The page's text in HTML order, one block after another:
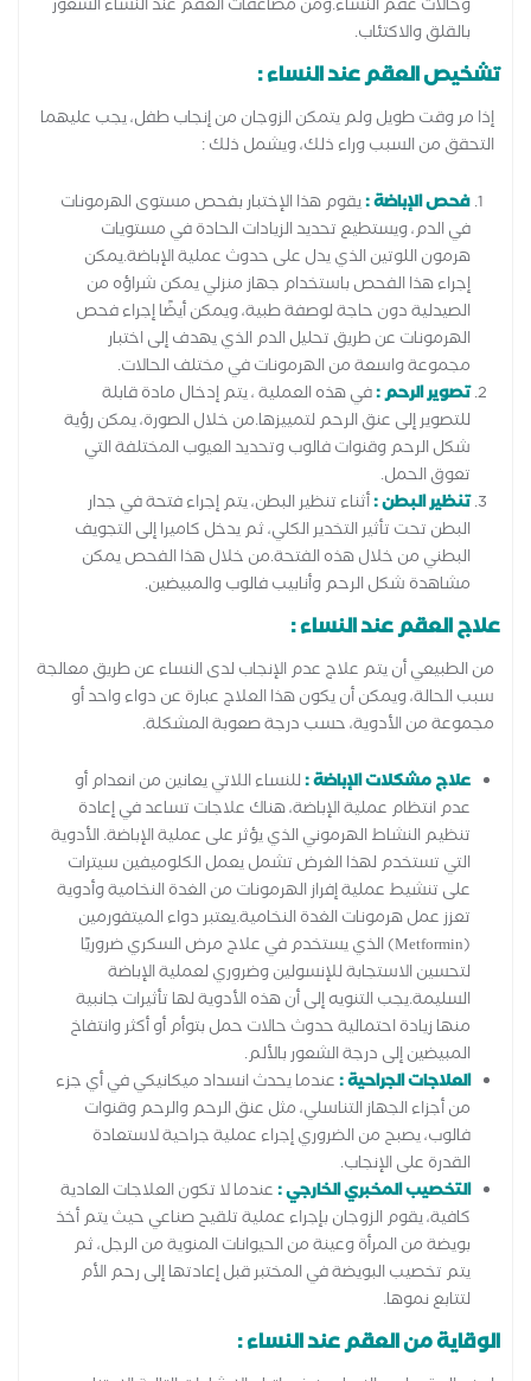
وحالات عقم النساء.ومن مضاعفات العقم عند النساء الشعور
بالقلق والاكتئاب.
تشخيص العقم عند النساء :
إذا مر وقت طويل ولم يتمكن الزوجان من إنجاب طفل، يجب عليهما
التحقق من السبب وراء ذلك، ويشمل ذلك :
فحص الإباضة :يقوم هذا الإختبار بفحص مستوى الهرمونات
في الدم، ويستطيع تحديد الزيادات الحادة في مستويات
هرمون اللوتين الذي يدل على حدوث عملية الإباضة.يمكن
إجراء هذا الفحص باستخدام جهاز منزلي يمكن شراؤه من
الصيدلية دون حاجة لوصفة طبية، ويمكن أيضًا إجراء فحص
الهرمونات عن طريق تحليل الدم الذي يهدف إلى اختبار
مجموعة واسعة من الهرمونات في مختلف الحالات.
تصوير الرحم :في هذه العملية ، يتم إدخال مادة قابلة
للتصوير إلى عنق الرحم لتمييزها.من خلال الصورة، يمكن رؤية
شكل الرحم وقنوات فالوب وتحديد العيوب المختلفة التي
تعوق الحمل.
تنظير البطن :أثناء تنظير البطن، يتم إجراء فتحة في جدار
البطن تحت تأثير التخدير الكلي، ثم يدخل كاميرا إلى التجويف
البطني من خلال هذه الفتحة.من خلال هذا الفحص يمكن
مشاهدة شكل الرحم وأنابيب فالوب والمبيضين.
علاج العقم عند النساء :
من الطبيعي أن يتم علاج عدم الإنجاب لدى النساء عن طريق معالجة
سبب الحالة، ويمكن أن يكون هذا العلاج عبارة عن دواء واحد أو
مجموعة من الأدوية، حسب درجة صعوبة المشكلة.
علاج مشكلات الإباضة :للنساء اللاتي يعانين من انعدام أو
عدم انتظام عملية الإباضة، هناك علاجات تساعد في إعادة
تنظيم النشاط الهرموني الذي يؤثر على عملية الإباضة. الأدوية
التي تستخدم لهذا الغرض تشمل يعمل الكلوميفين سيترات
على تنشيط عملية إفراز الهرمونات من الغدة النخامية وأدوية
تعزز عمل هرمونات الغدة النخامية.يعتبر دواء الميتفورمين
(Metformin) الذي يستخدم في علاج مرض السكري ضروريًا
لتحسين الاستجابة للإنسولين وضروري لعملية الإباضة
السليمة.يجب التنويه إلى أن هذه الأدوية لها تأثيرات جانبية
منها زيادة احتمالية حدوث حالات حمل بتوأم أو أكثر وانتفاخ
المبيضين إلى درجة الشعور بالألم.
العلاجات الجراحية :عندما يحدث انسداد ميكانيكي في أي جزء
من أجزاء الجهاز التناسلي، مثل عنق الرحم والرحم وقنوات
فالوب، يصبح من الضروري إجراء عملية جراحية لاستعادة
القدرة على الإنجاب.
التخصيب المخبري الخارجي :عندما لا تكون العلاجات العادية
كافية، يقوم الزوجان بإجراء عملية تلقيح صناعي حيث يتم أخذ
بويضة من المرأة وعينة من الحيوانات المنوية من الرجل، ثم
يتم تخصيب البويضة في المختبر قبل إعادتها إلى رحم الأم
لتتابع نموها.
الوقاية من العقم عند النساء :